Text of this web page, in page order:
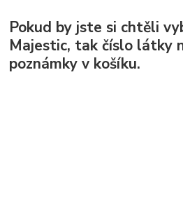
Pokud by jste si chtěli
Majestic, tak číslo látky
poznámky v košíku.